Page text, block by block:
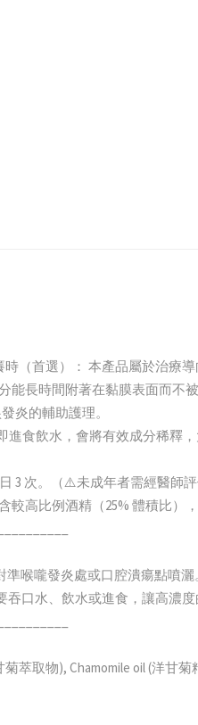
時（首選）： 本產品屬於治
分能長時間附著在黏膜表面而
炎的輔助護理。
進食飲水，會將有效成分稀釋，
3 次。（⚠️未成年者需經醫師評
較高比例酒精（25% 體積比），
喉嚨發炎處或口腔潰瘍點噴灑。
吞口水、飲水或進食，讓高濃
菊萃取物), Chamomile oil (洋甘